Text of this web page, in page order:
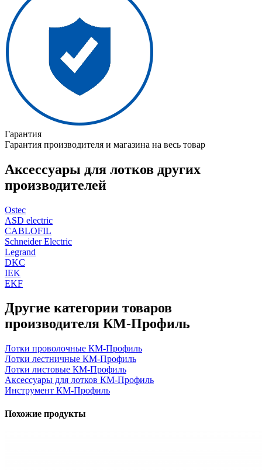
Гарантия
Гарантия производителя и магазина на весь товар
Аксессуары для лотков других
производителей
Ostec
ASD electric
CABLOFIL
Schneider Electric
Legrand
DKC
IEK
EKF
Другие категории товаров
производителя КМ-Профиль
Лотки проволочные КМ-Профиль
Лотки лестничные КМ-Профиль
Лотки листовые КМ-Профиль
Аксессуары для лотков КМ-Профиль
Инструмент КМ-Профиль
Похожие продукты